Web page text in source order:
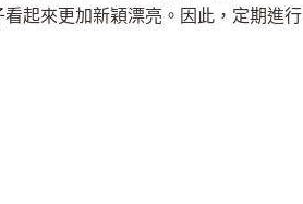
起來更加新穎漂亮。因此，定期進行